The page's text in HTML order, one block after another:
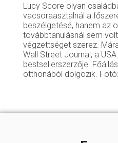
Lucy Score olyan
vacsoraasztalnál a
beszélgetésé, hanem az
továbbtanulásnál sem
végzettséget szerez.
Wall Street Journal, a
bestsellerszerzője.
otthonából dolgozik.